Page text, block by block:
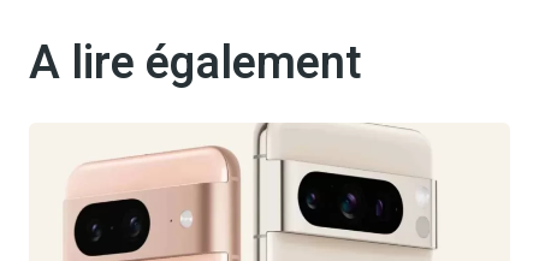
A lire également